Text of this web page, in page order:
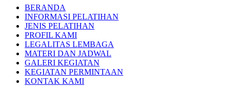
BERANDA
INFORMASI PELATIHAN
JENIS PELATIHAN
PROFIL KAMI
LEGALITAS LEMBAGA
MATERI DAN JADWAL
GALERI KEGIATAN
KEGIATAN PERMINTAAN
KONTAK KAMI